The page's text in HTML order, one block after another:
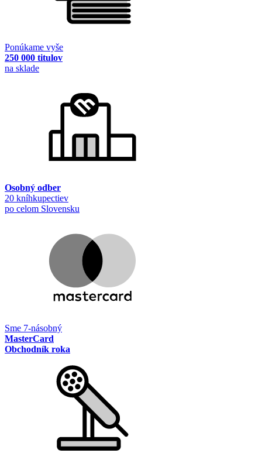
Ponúkame vyše
250 000 titulov
na sklade
Osobný odber
20 kníhkupectiev
po celom Slovensku
Sme 7-násobný
MasterCard
Obchodník roka